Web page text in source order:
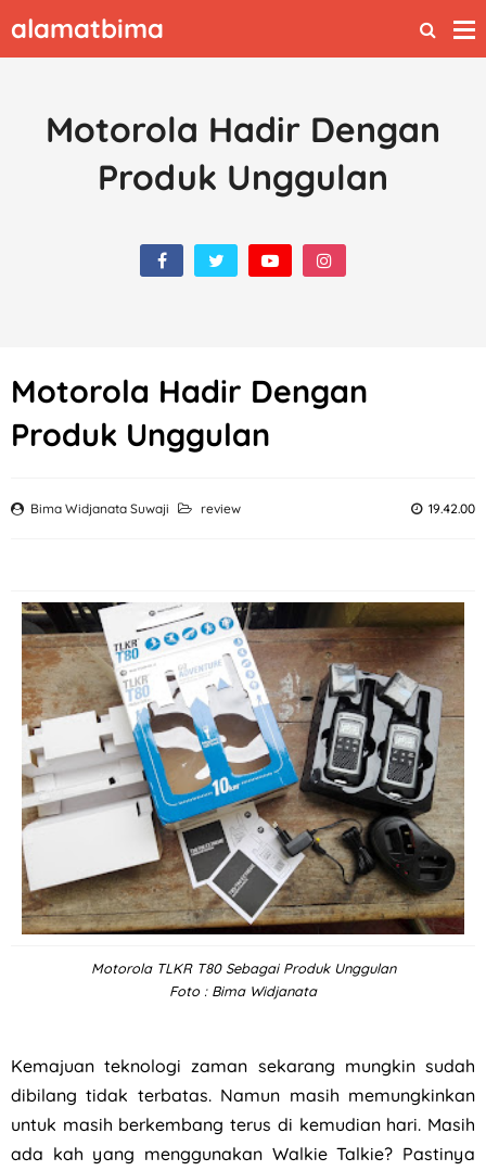
alamatbima
Motorola Hadir Dengan
Produk Unggulan
Motorola Hadir Dengan
Produk Unggulan
Bima Widjanata Suwaji 19.42.00
review
Motorola TLKR T80 Sebagai Produk Unggulan
Foto : Bima Widjanata
Kemajuan teknologi zaman sekarang mungkin sudah
dibilang tidak terbatas. Namun masih memungkinkan
untuk masih berkembang terus di kemudian hari. Masih
ada kah yang menggunakan Walkie Talkie? Pastinya